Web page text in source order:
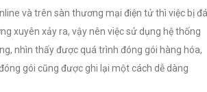
và trên sàn thương mại điện tử thì việc bị
xuyên xảy ra, vậy nên việc sử dụng hệ thống
nhìn thấy được quá trình đóng gói hàng hóa,
gói cũng được ghi lại một cách dễ dàng